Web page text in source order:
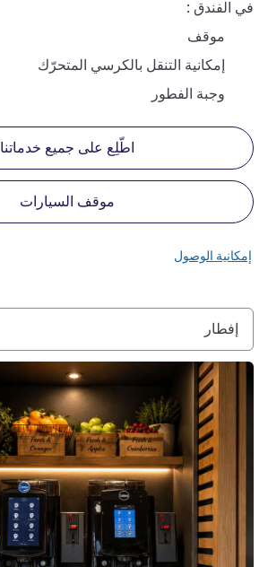
في الفندق
موقف
إمكانية التنقل بالكرسي المتحرّك
وجبة الفطور
اطّلِع على جميع خدماتنا
موقف السيارات
إمكانية الوصول
إفطار
راجع التفاصيل